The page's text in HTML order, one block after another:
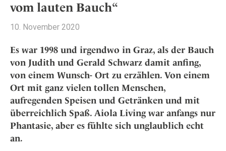
Countryside
Mindful Traveller
New Member
Wellness
Belgien
Indien
Indonesien
Italien
Japan
Kroatien
Mexico
Niederlande
Alle Stories
Adventkalender
Culture
Design & Architektur
Eat & Drink
Mindful Traveller
Osterkalender
Persönlichkeiten
Shop +
Alle Produkte
Lifestylehotels BOOK
The Stylemate Magazin/e
Gutschein/Voucher
Smart Traveller
Alle Smart Deals
Smart Traveller
Newsletter Anmeldung
Newsletter
Become a member
+
Member Benefits
Register your Hotel
About us +
Mission Statement
Our Story
Career
Kontakt
Impressum
vom lauten Bauch“
10. November 2020
Es war 1998 und irgendwo in Graz, als der Bauch
von Judith und Gerald Schwarz damit anfing,
von einem Wunsch- Ort zu erzählen. Von einem
Ort mit ganz vielen tollen Menschen,
aufregenden Speisen und Getränken und mit
überreichlich Spaß. Aiola Living war anfangs nur
Phantasie, aber es fühlte sich unglaublich echt
an.